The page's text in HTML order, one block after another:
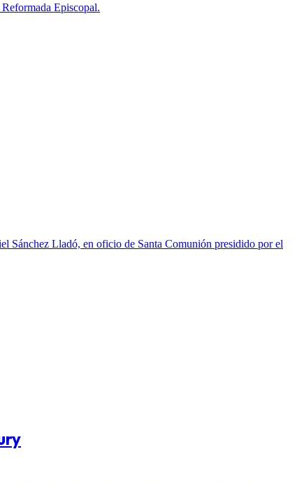
Episcopal.
Sánchez Lladó, en oficio de Santa Comunión presidido por el